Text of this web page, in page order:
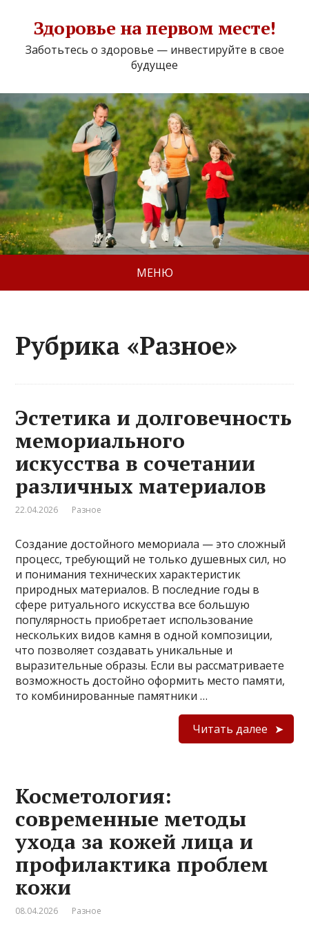
Здоровье на первом месте!
Заботьтесь о здоровье — инвестируйте в свое
будущее
МЕНЮ
Рубрика «Разное»
Эстетика и долговечность
мемориального
искусства в сочетании
различных материалов
22.04.2026 Разное
Создание достойного мемориала — это сложный
процесс, требующий не только душевных сил, но
и понимания технических характеристик
природных материалов. В последние годы в
сфере ритуального искусства все большую
популярность приобретает использование
нескольких видов камня в одной композиции,
что позволяет создавать уникальные и
выразительные образы. Если вы рассматриваете
возможность достойно оформить место памяти,
то комбинированные памятники …
Читать далее
Косметология:
современные методы
ухода за кожей лица и
профилактика проблем
кожи
08.04.2026 Разное